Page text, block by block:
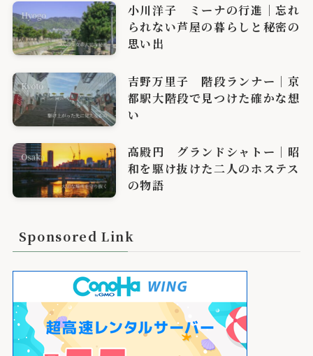
小川洋子 ミーナの行進｜忘れ
られない芦屋の暮らしと秘密の
思い出
吉野万里子 階段ランナー｜京
都駅大階段で見つけた確かな想
い
高殿円 グランドシャトー｜昭
和を駆け抜けた二人のホステス
の物語
Sponsored Link